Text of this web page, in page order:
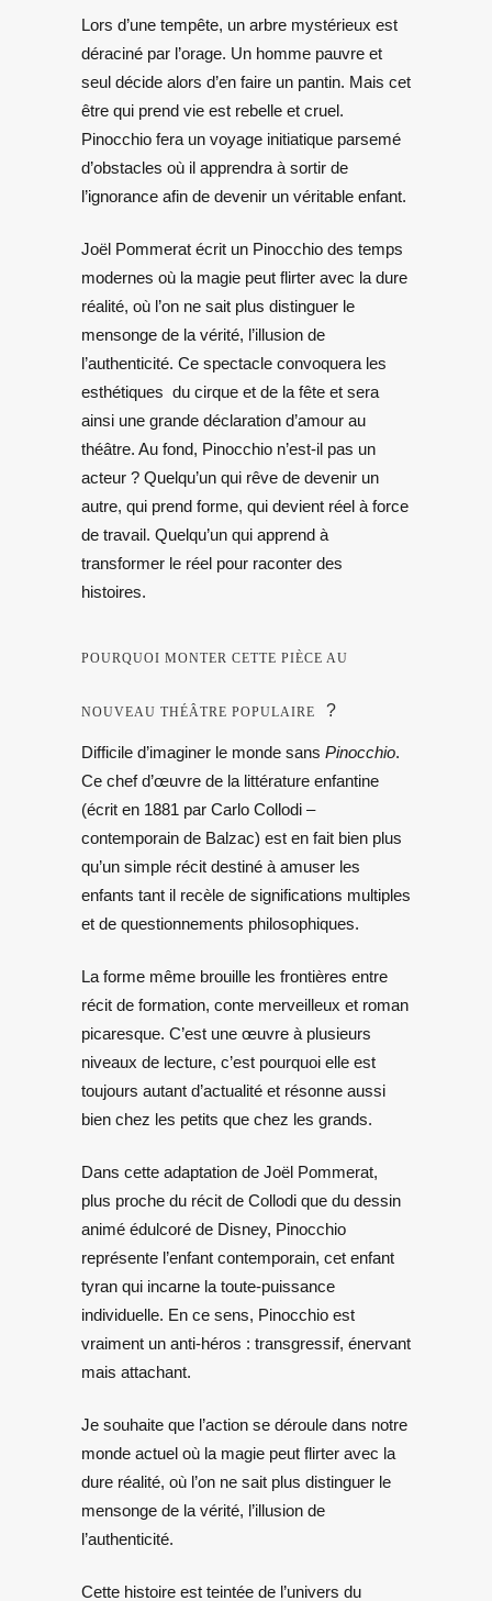
Lors d’une tempête, un arbre mystérieux est
déraciné par l’orage. Un homme pauvre et
seul décide alors d’en faire un pantin. Mais cet
être qui prend vie est rebelle et cruel.
Pinocchio fera un voyage initiatique parsemé
d’obstacles où il apprendra à sortir de
l’ignorance afin de devenir un véritable enfant.
Joël Pommerat écrit un Pinocchio des temps
modernes où la magie peut flirter avec la dure
réalité, où l’on ne sait plus distinguer le
mensonge de la vérité, l’illusion de
l’authenticité. Ce spectacle convoquera les
esthétiques du cirque et de la fête et sera
ainsi une grande déclaration d’amour au
théâtre. Au fond, Pinocchio n’est-il pas un
acteur ? Quelqu’un qui rêve de devenir un
autre, qui prend forme, qui devient réel à force
de travail. Quelqu’un qui apprend à
transformer le réel pour raconter des
histoires.
POURQUOI MONTER CETTE PIÈCE AU
NOUVEAU THÉÂTRE POPULAIRE ?
Difficile d’imaginer le monde sans Pinocchio.
Ce chef d’œuvre de la littérature enfantine
(écrit en 1881 par Carlo Collodi –
contemporain de Balzac) est en fait bien plus
qu’un simple récit destiné à amuser les
enfants tant il recèle de significations multiples
et de questionnements philosophiques.
La forme même brouille les frontières entre
récit de formation, conte merveilleux et roman
picaresque. C’est une œuvre à plusieurs
niveaux de lecture, c’est pourquoi elle est
toujours autant d’actualité et résonne aussi
bien chez les petits que chez les grands.
Dans cette adaptation de Joël Pommerat,
plus proche du récit de Collodi que du dessin
animé édulcoré de Disney, Pinocchio
représente l’enfant contemporain, cet enfant
tyran qui incarne la toute-puissance
individuelle. En ce sens, Pinocchio est
vraiment un anti-héros : transgressif, énervant
mais attachant.
Je souhaite que l’action se déroule dans notre
monde actuel où la magie peut flirter avec la
dure réalité, où l’on ne sait plus distinguer le
mensonge de la vérité, l’illusion de
l’authenticité.
Cette histoire est teintée de l’univers du